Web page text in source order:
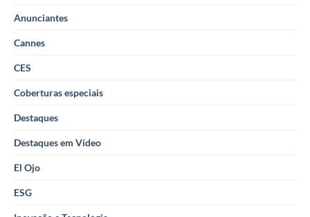
Anunciantes
Cannes
CES
Coberturas especiais
Destaques
Destaques em Vídeo
El Ojo
ESG